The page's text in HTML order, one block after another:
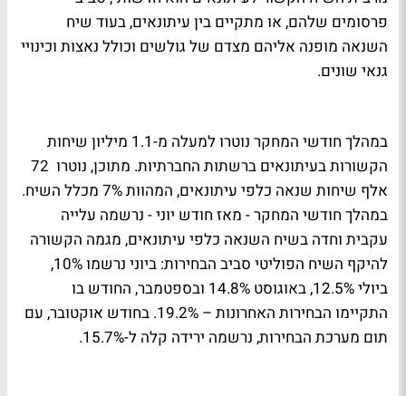
פרסומים שלהם, או מתקיים בין עיתונאים, בעוד שיח
השנאה מופנה אליהם מצדם של גולשים וכולל נאצות וכינויי
גנאי שונים.
במהלך חודשי המחקר נוטרו למעלה מ-1.1 מיליון שיחות
הקשורות בעיתונאים ברשתות החברתיות. מתוכן, נוטרו 72
אלף שיחות שנאה כלפי עיתונאים, המהוות 7% מכלל השיח.
במהלך חודשי המחקר - מאז חודש יוני - נרשמה עלייה
עקבית וחדה בשיח השנאה כלפי עיתונאים, מגמה הקשורה
להיקף השיח הפוליטי סביב הבחירות: ביוני נרשמו 10%,
ביולי 12.5%, באוגוסט 14.8% ובספטמבר, החודש בו
התקיימו הבחירות האחרונות – 19.2%. בחודש אוקטובר, עם
תום מערכת הבחירות, נרשמה ירידה קלה ל-15.7%.